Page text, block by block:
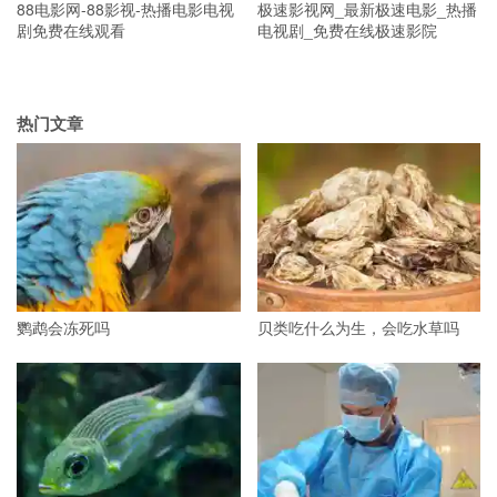
88电影网-88影视-热播电影电视
剧免费在线观看
极速影视网_最新极速电影_热播
电视剧_免费在线极速影院
热门文章
鹦鹉会冻死吗 贝类吃什么为生，会吃水草吗